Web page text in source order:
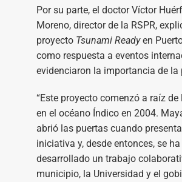
Por su parte, el doctor Víctor
Moreno, director de la RSPR,
proyecto Tsunami Readyen
como respuesta a eventos
evidenciaron la importancia de la
“Este proyecto comenzó a raíz
en el océano Índico en 2004.
abrió las puertas cuando
iniciativa y, desde entonces, se ha
desarrollado un trabajo
municipio, la Universidad y el